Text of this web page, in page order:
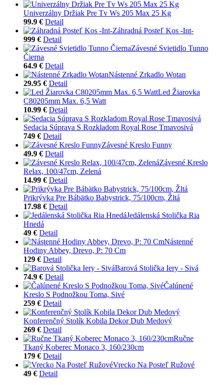
Univerzálny Držiak Pre Tv Ws 205 Max 25 Kg
99.9 € Detail
Záhradná Posteľ Kos -Int-
999 € Detail
Závesné Svietidlo Tunno
Čierna
64.9 € Detail
Nástenné Zrkadlo Wotan
29.95 € Detail
Led Žiarovka
C80205mm Max. 6,5 Watt
10.99 € Detail
Sedacia Súprava S Rozkladom Royal Rose Tmavosivá
749 € Detail
Závesné Kreslo Funny
49.9 € Detail
Závesné Kreslo
Relax, 100/47cm, Zelená
14.99 € Detail
Prikrývka Pre Bábätko Babystrick, 75/100cm, Žltá
17.98 € Detail
Jedálenská Stolička Ria
Hnedá
49 € Detail
Nástenné
Hodiny Abbey, Drevo, P: 70 Cm
129 € Detail
Barová Stolička Iery - Sivá
74.9 € Detail
Čalúnené
Kreslo S Podnožkou Toma, Sivé
259 € Detail
Konferenčný Stolík Kobila Dekor Dub Medový
269 € Detail
Ručne
Tkaný Koberec Monaco 3, 160/230cm
179 € Detail
Vrecko Na Posteľ Ružové
49 € Detail